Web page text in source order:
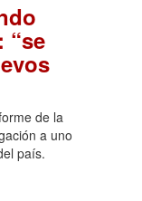
“se
de la
a uno
país.